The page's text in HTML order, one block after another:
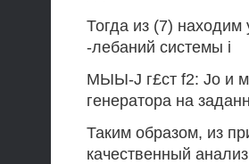
Тогда из (7)
-лебаний системы i
МЫЫ-J г£ст f2: Jo и
генератора на
Таким образом, из
качественный